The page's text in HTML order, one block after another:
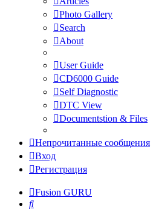
Photo Gallery
Search
About
User Guide
CD6000 Guide
Self Diagnostic
DTC View
Documentstion & Files
Непрочитанные сообщения
Вход
Регистрация
Fusion GURU
Поиск